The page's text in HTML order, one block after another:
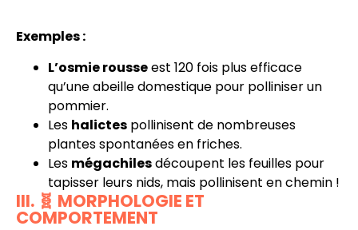
Exemples :
L’osmie rousseest 120 fois plus efficace
qu’une abeille domestique pour polliniser un
pommier.
Les halictes pollinisent de nombreuses
plantes spontanées en friches.
Les mégachilesdécoupent les feuilles pour
tapisser leurs nids, mais pollinisent en chemin !
III. 🧬 MORPHOLOGIE ET
COMPORTEMENT